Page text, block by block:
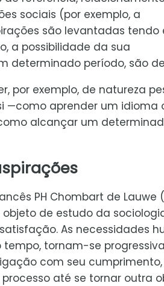
sociais (por exemplo, a
são levantadas tendo
a possibilidade da sua
determinado período, são
por exemplo, de natureza
—como aprender um idioma
alcançar um
PH Chombart de Lauwe
de estudo da
As necessidades
tornam-se
com seu
até se tornar outra